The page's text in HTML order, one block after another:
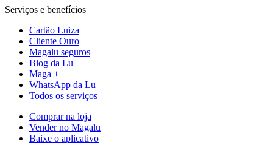
Serviços e benefícios
Cartão Luiza
Cliente Ouro
Magalu seguros
Blog da Lu
Maga +
WhatsApp da Lu
Todos os serviços
Comprar na loja
Vender no Magalu
Baixe o aplicativo